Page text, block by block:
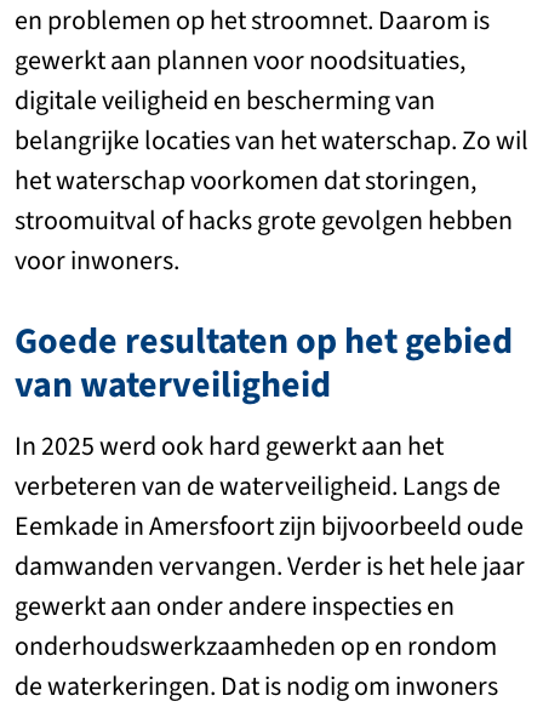
en problemen op het stroomnet. Daarom is
gewerkt aan plannen voor noodsituaties,
digitale veiligheid en bescherming van
belangrijke locaties van het waterschap. Zo wil
het waterschap voorkomen dat storingen,
stroomuitval of hacks grote gevolgen hebben
voor inwoners.
Goede resultaten op het gebied
van waterveiligheid
In 2025 werd ook hard gewerkt aan het
verbeteren van de waterveiligheid. Langs de
Eemkade in Amersfoort zijn bijvoorbeeld oude
damwanden vervangen. Verder is het hele jaar
gewerkt aan onder andere inspecties en
onderhoudswerkzaamheden op en rondom
de waterkeringen. Dat is nodig om inwoners